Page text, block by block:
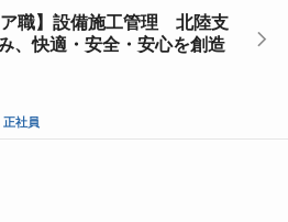
職】設備施工管理 北陸支
、快適・安全・安心を創造
正社員